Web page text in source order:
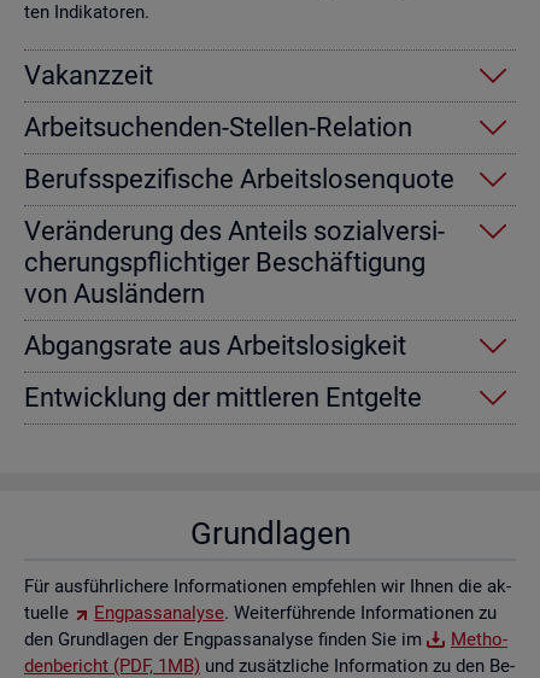
ten In­di­ka­to­ren.
Va­kanz­zeit
Ar­beit­su­chen­den-Stel­len-Re­la­ti­on
Be­rufs­spe­zi­fi­sche Ar­beits­lo­sen­quo­te
Ver­än­de­rung des An­teils so­zi­al­ver­si­
che­rungs­pflich­ti­ger Be­schäf­ti­gung
von Aus­län­dern
Ab­gangs­ra­te aus Ar­beits­lo­sig­keit
Ent­wick­lung der mitt­le­ren Ent­gel­te
Grund­la­gen
Für aus­führ­li­che­re In­for­ma­tio­nen emp­feh­len wir Ihnen die ak­
tu­el­le
Eng­pass­ana­ly­se. Wei­ter­füh­ren­de In­for­ma­tio­nen zu
den Grund­la­gen der Eng­pass­ana­ly­se fin­den Sie im
Me­tho­
den­be­richt (PDF, 1MB) und zu­sätz­li­che In­for­ma­ti­on zu den Be­